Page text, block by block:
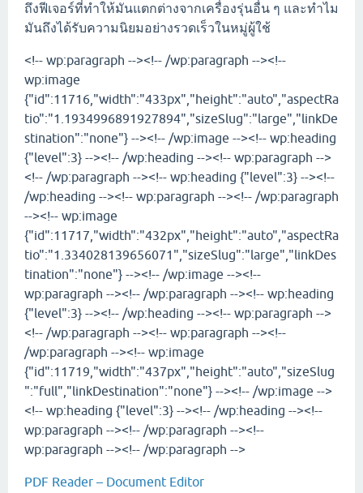
ถึงฟีเจอร์ที่ทำให้มันแตกต่างจากเครื่องรุ่นอื่น ๆ และทำไม
มันถึงได้รับความนิยมอย่างรวดเร็วในหมู่ผู้ใช้
<!-- wp:paragraph --><!-- /wp:paragraph --><!--
wp:image
{"id":11716,"width":"433px","height":"auto","aspectRa
tio":"1.1934996891927894","sizeSlug":"large","linkDe
stination":"none"} --><!-- /wp:image --><!-- wp:heading
{"level":3} --><!-- /wp:heading --><!-- wp:paragraph -->
<!-- /wp:paragraph --><!-- wp:heading {"level":3} --><!--
/wp:heading --><!-- wp:paragraph --><!-- /wp:paragraph
--><!-- wp:image
{"id":11717,"width":"432px","height":"auto","aspectRa
tio":"1.334028139656071","sizeSlug":"large","linkDes
tination":"none"} --><!-- /wp:image --><!--
wp:paragraph --><!-- /wp:paragraph --><!-- wp:heading
{"level":3} --><!-- /wp:heading --><!-- wp:paragraph -->
<!-- /wp:paragraph --><!-- wp:paragraph --><!--
/wp:paragraph --><!-- wp:image
{"id":11719,"width":"437px","height":"auto","sizeSlug
":"full","linkDestination":"none"} --><!-- /wp:image -->
<!-- wp:heading {"level":3} --><!-- /wp:heading --><!--
wp:paragraph --><!-- /wp:paragraph --><!--
wp:paragraph --><!-- /wp:paragraph -->
PDF Reader – Document Editor